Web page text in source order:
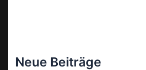
Neue Beiträge